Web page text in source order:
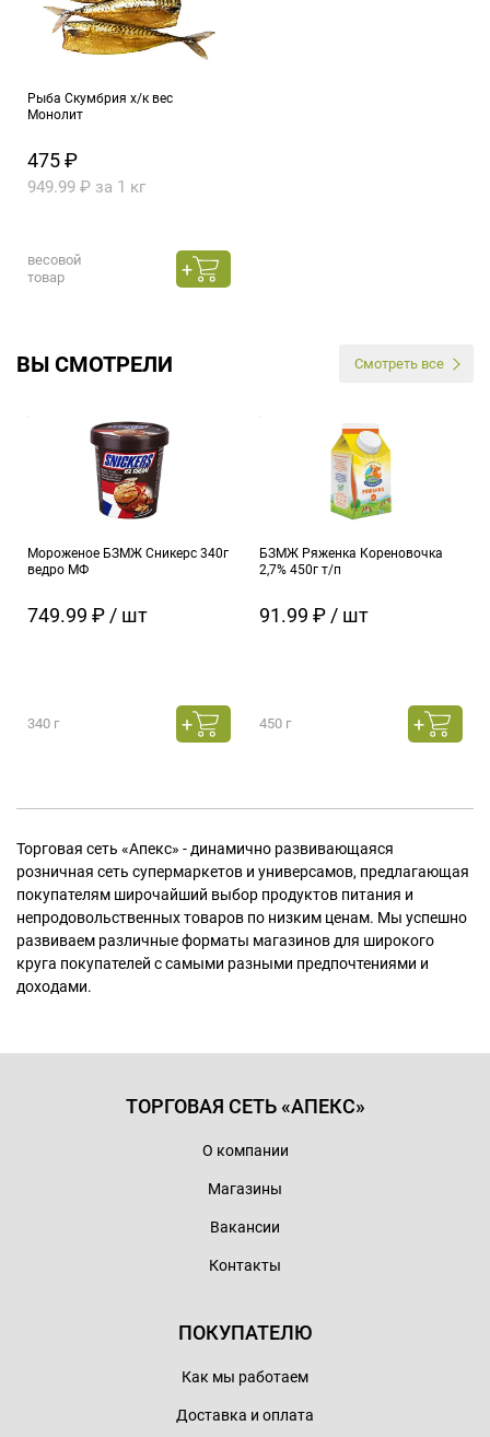
Рыба Скумбрия х/к вес
Монолит
475 ₽
949.99 ₽ за 1 кг
весовой
товар
ВЫ СМОТРЕЛИ Смотреть все
Мороженое БЗМЖ Сникерс 340г
ведро МФ
749.99 ₽ / шт
340 г
БЗМЖ Ряженка Кореновочка
2,7% 450г т/п
91.99 ₽ / шт
450 г
Торговая сеть «Апекс» - динамично развивающаяся
розничная сеть супермаркетов и универсамов, предлагающая
покупателям широчайший выбор продуктов питания и
непродовольственных товаров по низким ценам. Мы успешно
развиваем различные форматы магазинов для широкого
круга покупателей с самыми разными предпочтениями и
доходами.
ТОРГОВАЯ СЕТЬ «АПЕКС»
О компании
Магазины
Вакансии
Контакты
ПОКУПАТЕЛЮ
Как мы работаем
Доставка и оплата